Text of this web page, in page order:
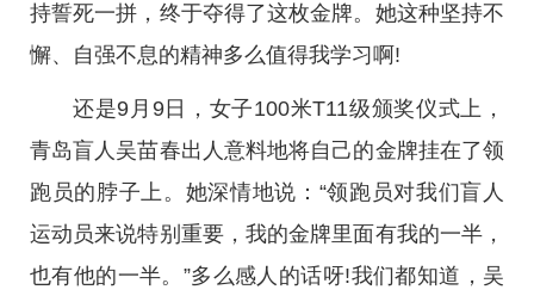
持誓死一拼，终于夺得了这枚金牌。她这种坚持不
懈、自强不息的精神多么值得我学习啊!
还是9月9日，女子100米T11级颁奖仪式上，
青岛盲人吴苗春出人意料地将自己的金牌挂在了领
跑员的脖子上。她深情地说：“领跑员对我们盲人
运动员来说特别重要，我的金牌里面有我的一半，
也有他的一半。”多么感人的话呀!我们都知道，吴